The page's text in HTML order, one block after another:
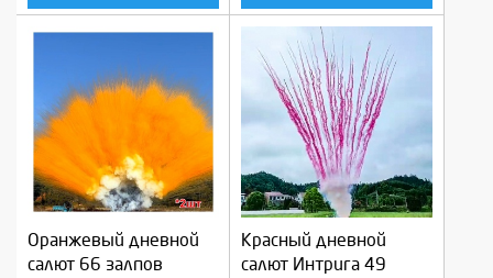
Оранжевый дневной
салют 66 залпов
Красный дневной
салют Интрига 49